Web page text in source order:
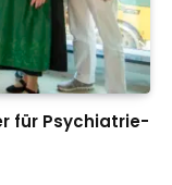
für Psychiatrie-